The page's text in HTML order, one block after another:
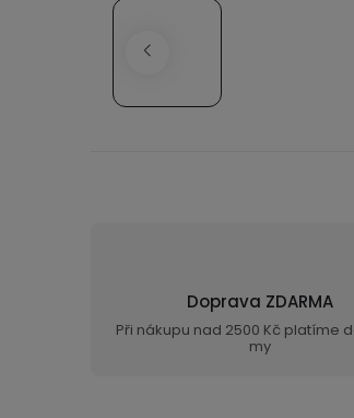
Doprava ZDARMA
Při nákupu nad 2500 Kč platíme
my